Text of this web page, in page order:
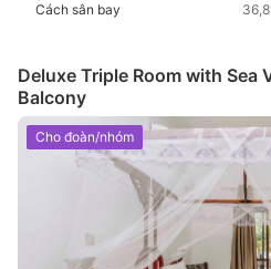
Cách sân bay
Deluxe Triple Room with Sea
Balcony
Cho đoàn/nhóm